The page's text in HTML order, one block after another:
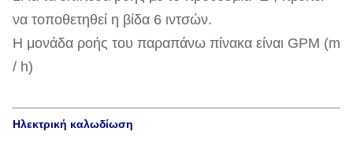
να τοποθετηθεί η βίδα 6 ιντσών.
Η μονάδα ροής του παραπάνω πίνακα είναι GPM (m
/ h)
Ηλεκτρική καλωδίωση